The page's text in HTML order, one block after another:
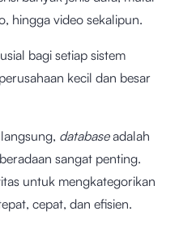
hingga video sekalipun.
bagi setiap sistem
kecil dan besar
databaseadalah
sangat penting.
untuk mengkategorikan
cepat, dan efisien.